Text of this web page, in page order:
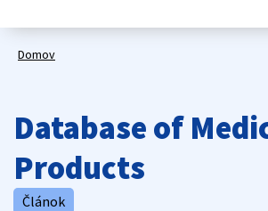
Domov
Database of
Products
Článok